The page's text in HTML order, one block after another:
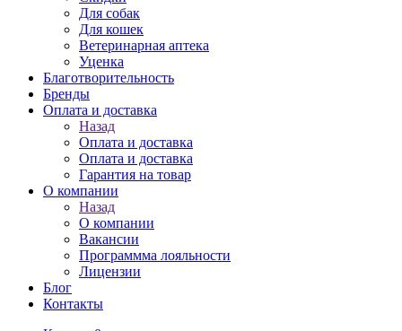
Для собак
Для кошек
Ветеринарная аптека
Уценка
Благотворительность
Бренды
Оплата и доставка
Назад
Оплата и доставка
Оплата и доставка
Гарантия на товар
О компании
Назад
О компании
Вакансии
Программма лояльности
Лицензии
Блог
Контакты